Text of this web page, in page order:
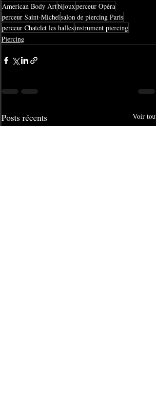
American Body Artbijouxperceur Opéra
perceur Saint-Michelsalon de piercing Paris
perceur Chatelet les hallesinstrument piercing
Piercing
Posts récents Voir tout